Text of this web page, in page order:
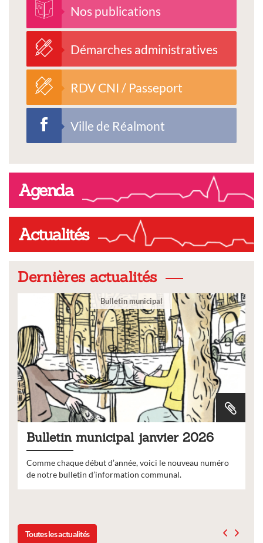
Nos publications
Démarches administratives
RDV CNI / Passeport
Ville de Réalmont
Agenda
Actualités
Dernières actualités
Bulletin municipal
Bulletin municipal janvier 2026
Comme chaque début d’année, voici le nouveau numéro
de notre bulletin d’information communal.
Toutes les actualités